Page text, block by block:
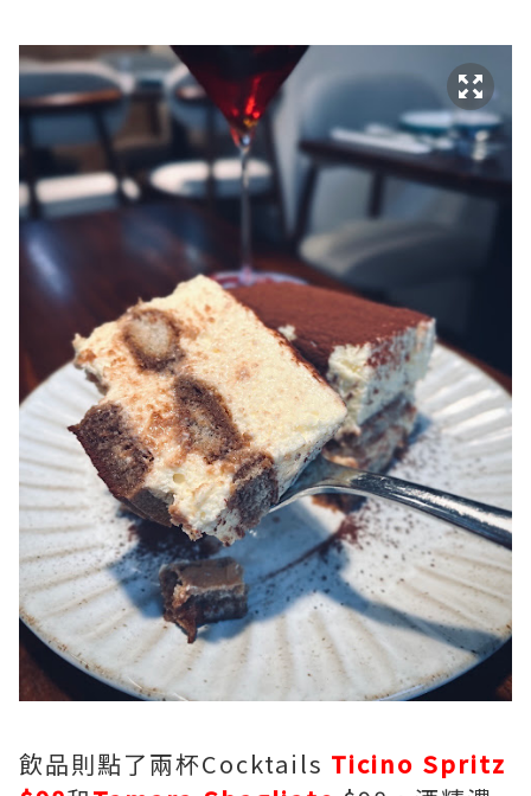
飲品則點了兩杯Cocktails Ticino Spritz